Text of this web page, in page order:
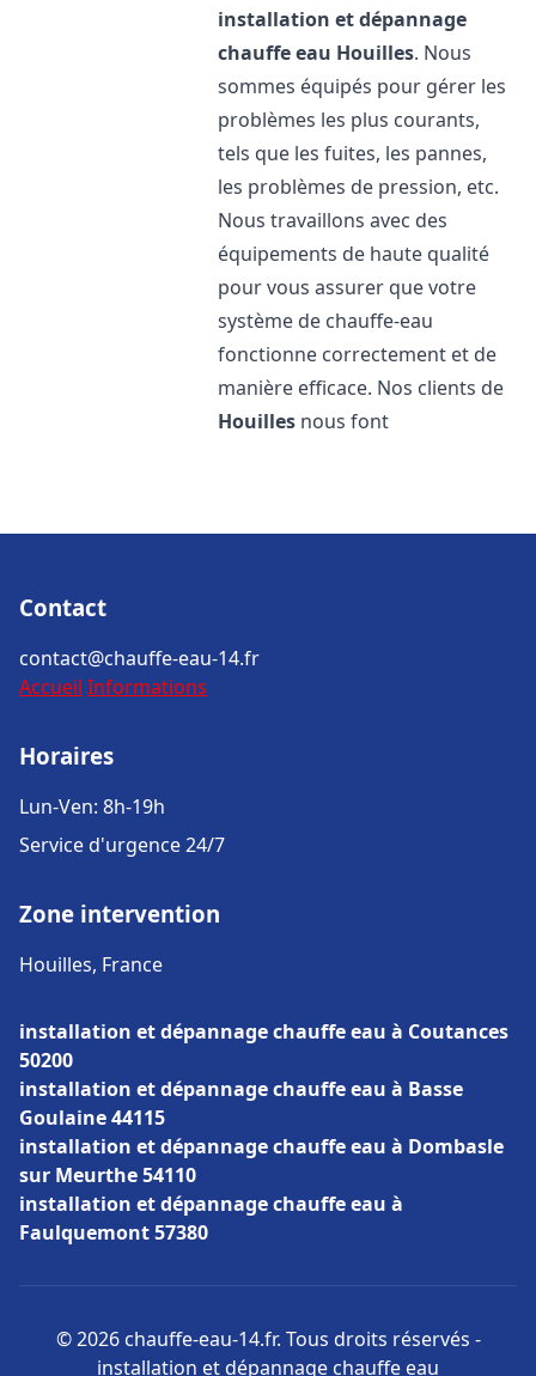
installation et dépannage
chauffe eau Houilles. Nous
sommes équipés pour gérer les
problèmes les plus courants,
tels que les fuites, les pannes,
les problèmes de pression, etc.
Nous travaillons avec des
équipements de haute qualité
pour vous assurer que votre
système de chauffe-eau
fonctionne correctement et de
manière efficace. Nos clients de
Houilles nous font
Contact
contact@chauffe-eau-14.fr
Accueil Informations
Horaires
Lun-Ven: 8h-19h
Service d'urgence 24/7
Zone intervention
Houilles, France
installation et dépannage chauffe eau à Coutances
50200
installation et dépannage chauffe eau à Basse
Goulaine 44115
installation et dépannage chauffe eau à Dombasle
sur Meurthe 54110
installation et dépannage chauffe eau à
Faulquemont 57380
© 2026 chauffe-eau-14.fr. Tous droits réservés -
installation et dépannage chauffe eau